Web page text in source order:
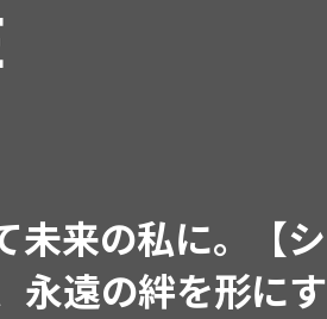
ルエンサーと共
くなる「名品ブラ